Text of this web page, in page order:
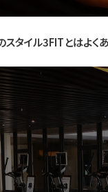
スタイル3FITとはよく